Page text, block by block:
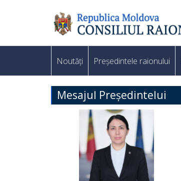
Noutăți Președintele raionului
Mesajul Președintelui